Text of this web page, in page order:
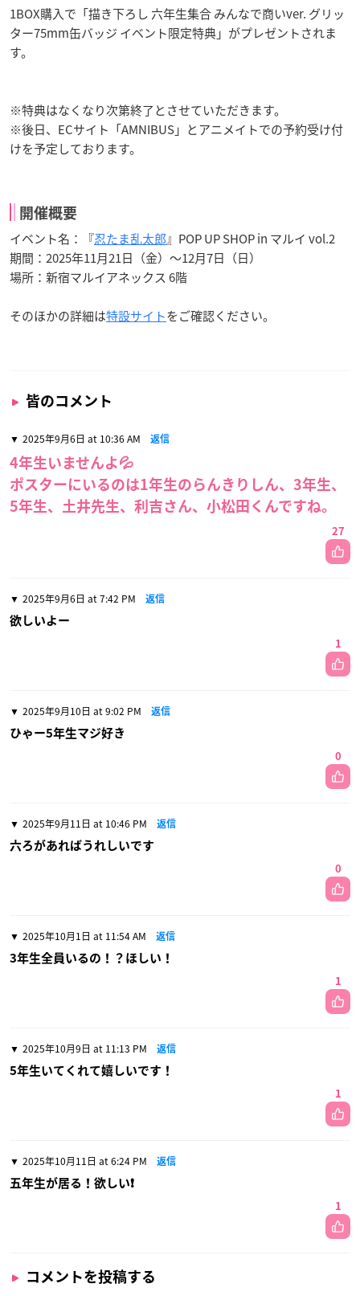
1BOX購入で「描き下ろし 六年生集合 みんなで商いver. グリッ
ター75mm缶バッジ イベント限定特典」がプレゼントされま
す。
※特典はなくなり次第終了とさせていただきます。
※後日、ECサイト「AMNIBUS」とアニメイトでの予約受け付
けを予定しております。
開催概要
イベント名：『忍たま乱太郎』POP UP SHOP in マルイ vol.2
期間：2025年11月21日（金）～12月7日（日）
場所：新宿マルイアネックス 6階
そのほかの詳細は特設サイトをご確認ください。
皆のコメント
2025年9月6日 at 10:36 AM 返信
4年生いませんよ💦
ポスターにいるのは1年生のらんきりしん、3年生、
5年生、土井先生、利吉さん、小松田くんですね。
27
2025年9月6日 at 7:42 PM 返信
欲しいよー
1
2025年9月10日 at 9:02 PM 返信
ひゃー5年生マジ好き
0
2025年9月11日 at 10:46 PM 返信
六ろがあればうれしいです
0
2025年10月1日 at 11:54 AM 返信
3年生全員いるの！？ほしい！
1
2025年10月9日 at 11:13 PM 返信
5年生いてくれて嬉しいです！
1
2025年10月11日 at 6:24 PM 返信
五年生が居る！欲しい❗
1
コメントを投稿する